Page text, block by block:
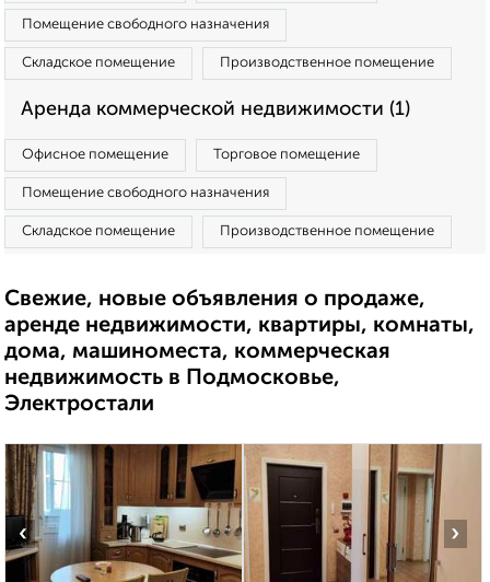
Помещение свободного назначения
Складское помещение Производственное помещение
Аренда коммерческой недвижимости (1)
Офисное помещение Торговое помещение
Помещение свободного назначения
Складское помещение Производственное помещение
Свежие, новые объявления о продаже,
аренде недвижимости, квартиры, комнаты,
дома, машиноместа, коммерческая
недвижимость в Подмосковье,
Электростали
‹ ›